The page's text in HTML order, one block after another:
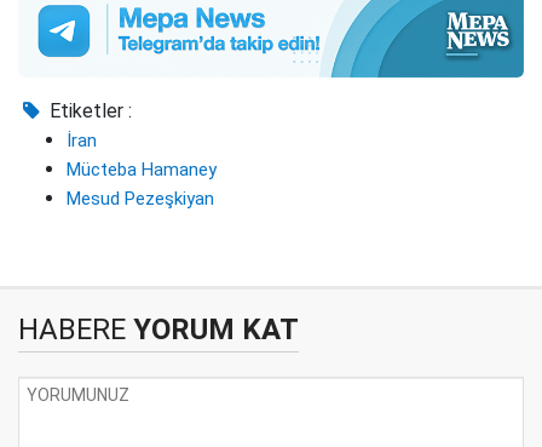
Etiketler :
İran
Mücteba Hamaney
Mesud Pezeşkiyan
HABERE YORUM KAT